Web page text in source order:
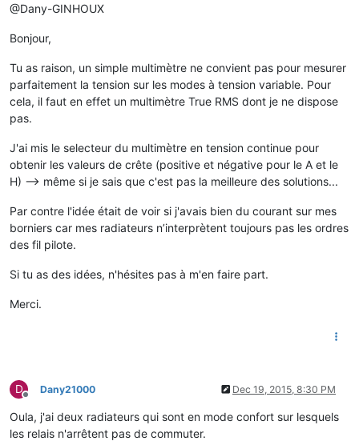
@Dany-GINHOUX
Bonjour,
Tu as raison, un simple multimètre ne convient pas pour mesurer
parfaitement la tension sur les modes à tension variable. Pour
cela, il faut en effet un multimètre True RMS dont je ne dispose
pas.
J'ai mis le selecteur du multimètre en tension continue pour
obtenir les valeurs de crête (positive et négative pour le A et le
H) --> même si je sais que c'est pas la meilleure des solutions...
Par contre l'idée était de voir si j'avais bien du courant sur mes
borniers car mes radiateurs n’interprètent toujours pas les ordres
des fil pilote.
Si tu as des idées, n'hésites pas à m'en faire part.
Merci.
D
Offline
Dany21000 Dec 19, 2015, 8:30 PM
Oula, j'ai deux radiateurs qui sont en mode confort sur lesquels
les relais n'arrêtent pas de commuter.